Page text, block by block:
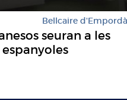
Bellcaire d'Empordà
seuran a les